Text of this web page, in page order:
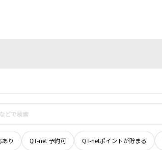
り QT-net 予約可 QT-netポイントが貯まる